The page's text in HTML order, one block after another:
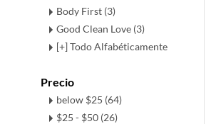
Body First (3)
Good Clean Love (3)
[+] Todo Alfabéticamente
Precio
below $25 (64)
$25 - $50 (26)